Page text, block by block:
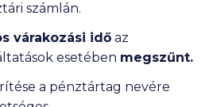
számlán.
várakozási idő az
esetében megszűnt.
a pénztártag nevére